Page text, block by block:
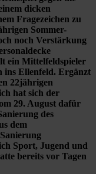
dicken
Fragezeichen zu
Sommer-
noch Verstärkung
ein Mittelfeldspieler
ins Ellenfeld. Ergänzt
22jährigen
hat sich der
29. August dafür
des
dem
Sport, Jugend und
bereits vor Tagen